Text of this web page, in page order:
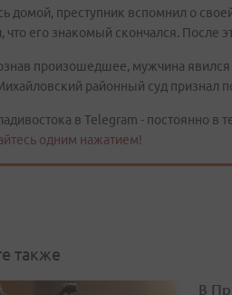
домой, преступник вспомнил о
что его знакомый скончался. После
произошедшее, мужчина
районный суд признал
в Telegram - постоянно в
одним нажатием!
также
В